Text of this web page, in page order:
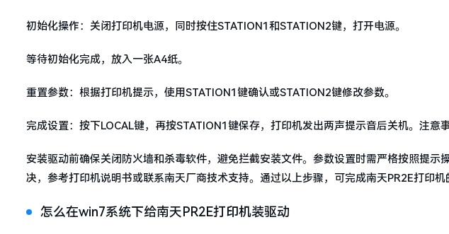
初始化操作：关闭打印机电源，同时按住STATION1和STATION2键，打开电源。
等待初始化完成，放入一张A4纸。
重置参数：根据打印机提示，使用STATION1键确认或STATION2键修改参数。
完成设置：按下LOCAL键，再按STATION1键保存，打印机发出两声提示音后关机。注意
安装驱动前确保关闭防火墙和杀毒软件，避免拦截安装文件。参数设置时需严格按照提示
决，参考打印机说明书或联系南天厂商技术支持。通过以上步骤，可完成南天PR2E打印机
怎么在win7系统下给南天PR2E打印机装驱动